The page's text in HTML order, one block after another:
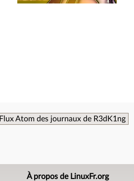
Flux Atom des journaux de R3dK1ng
À propos de LinuxFr.org